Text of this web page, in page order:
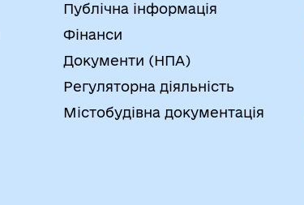
Публічна інформація
Фінанси
Документи (НПА)
Регуляторна діяльність
Містобудівна документація